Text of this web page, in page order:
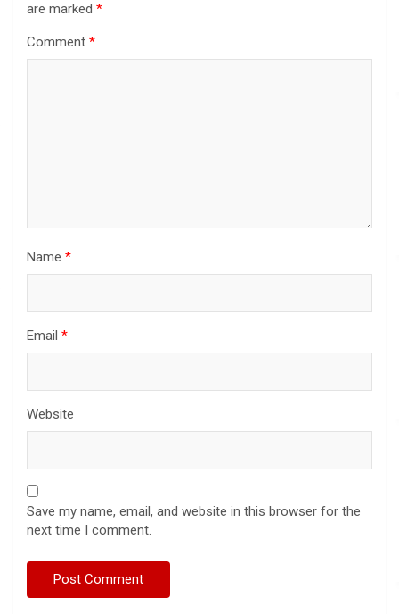
are marked *
Comment *
Name *
Email *
Website
Save my name, email, and website in this browser for the
next time I comment.